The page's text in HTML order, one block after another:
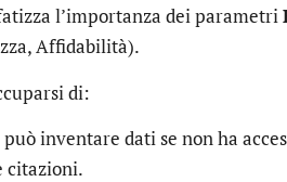
l’importanza dei parametri
Affidabilità).
di:
può inventare dati se non ha
citazioni.